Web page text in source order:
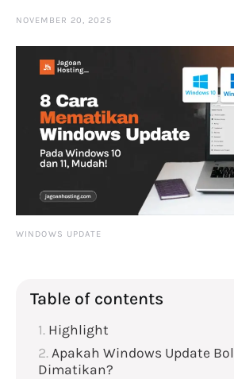
NOVEMBER 20, 2025
WINDOWS UPDATE
Table of contents
Highlight
Apakah Windows Update
Dimatikan?